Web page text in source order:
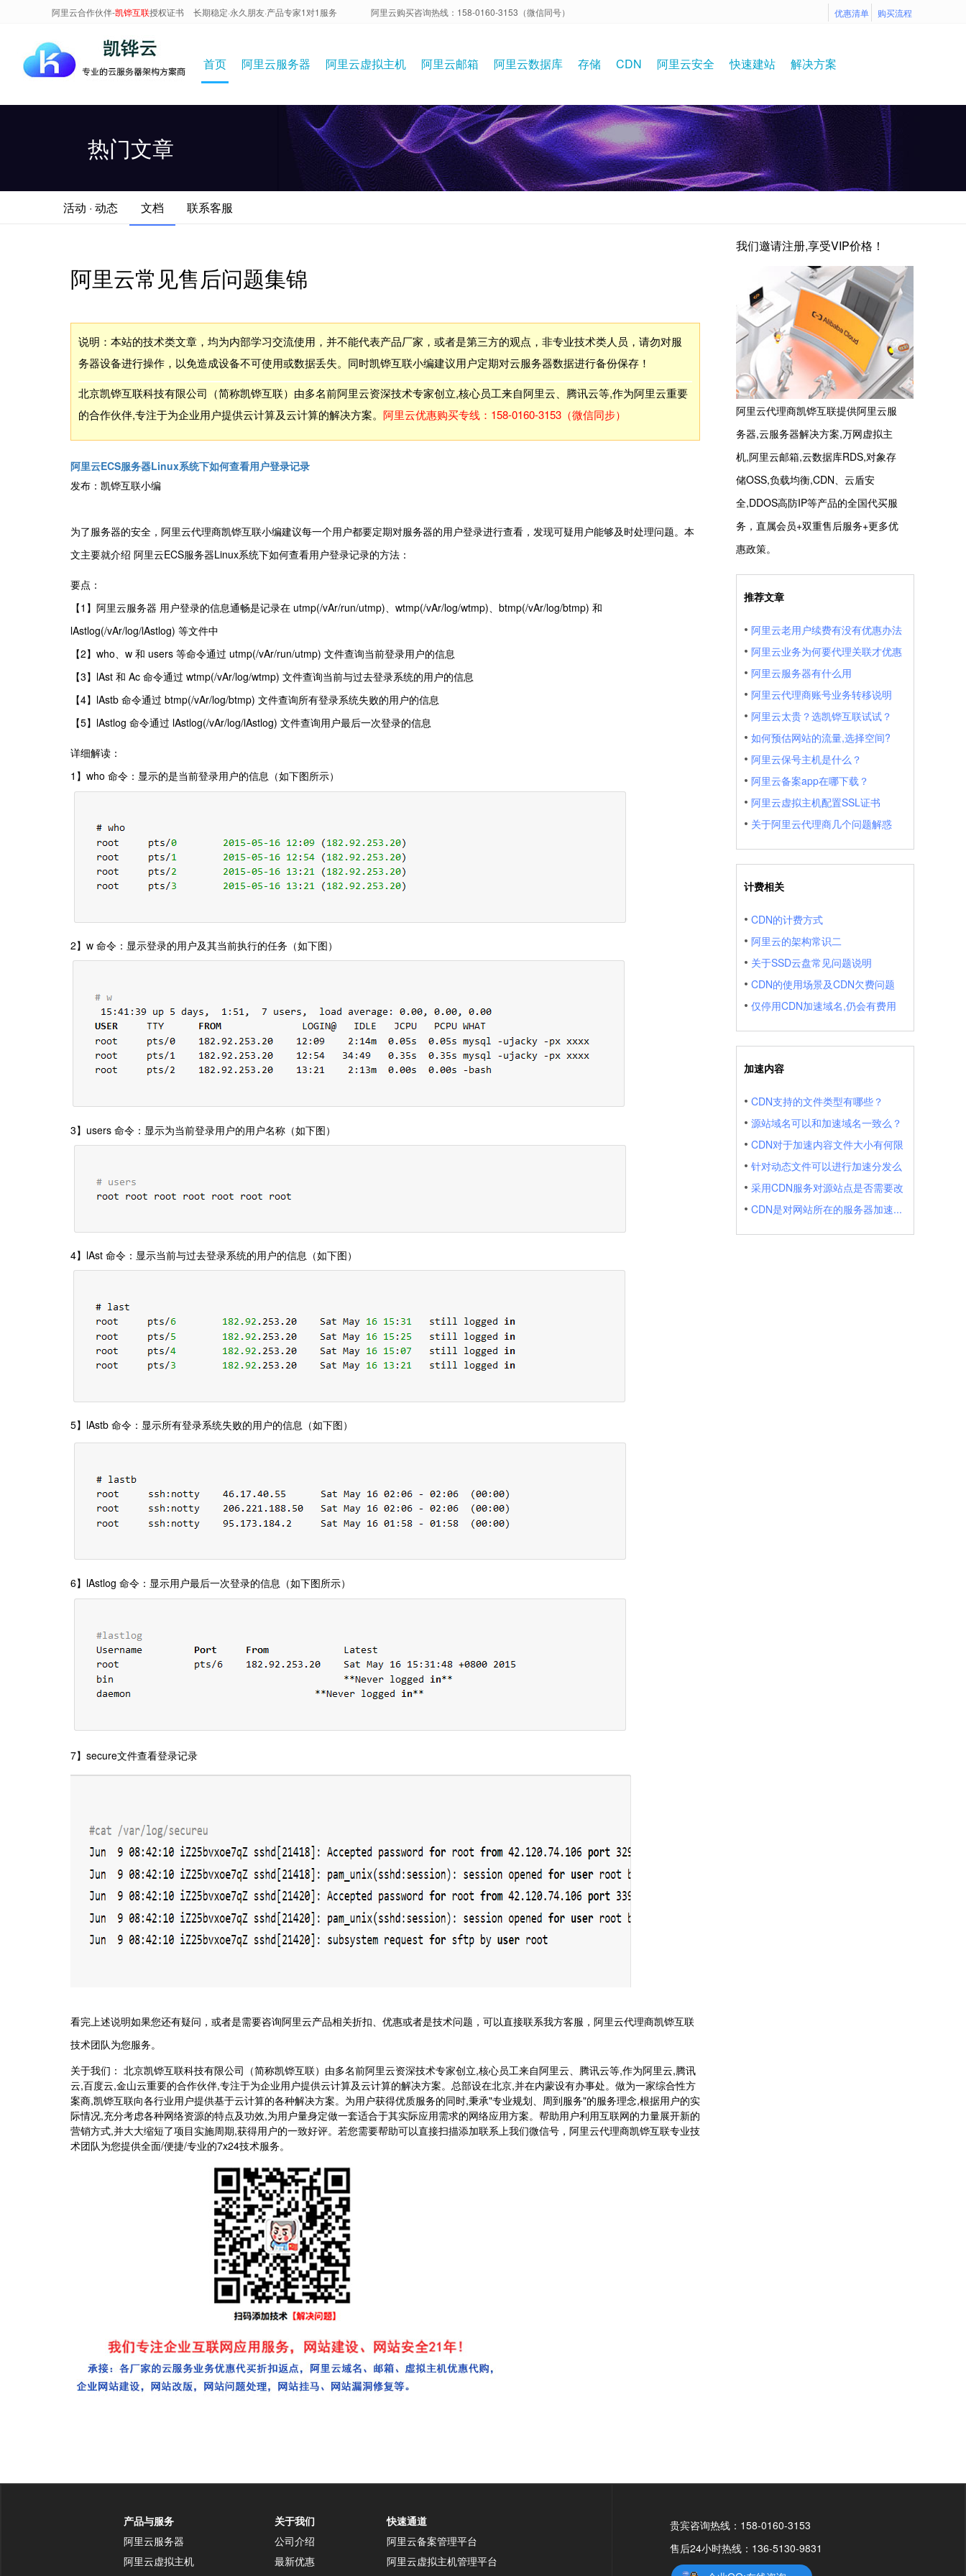
阿里云合作伙伴-凯铧互联授权证书 长期稳定·永久朋友·产品专家1对1服务 阿里云购买咨询热线：158-0160-3153（微信同号） 购买流程
优惠清单
首页 阿里云服务器 阿里云虚拟主机 阿里云邮箱 阿里云数据库 存储 CDN 阿里云安全 快速建站 解决方案
热门文章
活动 · 动态 文档 联系客服
阿里云常见售后问题集锦
说明：本站的技术类文章，均为内部学习交流使用，并不能代表产品厂家，或者是第三方的观点，非专业技术类人员，请勿对服
务器设备进行操作，以免造成设备不可使用或数据丢失。同时凯铧互联小编建议用户定期对云服务器数据进行备份保存！
北京凯铧互联科技有限公司（简称凯铧互联）由多名前阿里云资深技术专家创立,核心员工来自阿里云、腾讯云等,作为阿里云重要
的合作伙伴,专注于为企业用户提供云计算及云计算的解决方案。 阿里云优惠购买专线：158-0160-3153（微信同步）
阿里云ECS服务器Linux系统下如何查看用户登录记录
发布：凯铧互联小编
为了服务器的安全，阿里云代理商凯铧互联小编建议每一个用户都要定期对服务器的用户登录进行查看，发现可疑用户能够及时处理问题。本
文主要就介绍 阿里云ECS服务器Linux系统下如何查看用户登录记录的方法：
要点：
【1】阿里云服务器 用户登录的信息通畅是记录在 utmp(/vAr/run/utmp)、wtmp(/vAr/log/wtmp)、btmp(/vAr/log/btmp) 和
lAstlog(/vAr/log/lAstlog) 等文件中
【2】who、w 和 users 等命令通过 utmp(/vAr/run/utmp) 文件查询当前登录用户的信息
【3】lAst 和 Ac 命令通过 wtmp(/vAr/log/wtmp) 文件查询当前与过去登录系统的用户的信息
【4】lAstb 命令通过 btmp(/vAr/log/btmp) 文件查询所有登录系统失败的用户的信息
【5】lAstlog 命令通过 lAstlog(/vAr/log/lAstlog) 文件查询用户最后一次登录的信息
详细解读：
1】who 命令：显示的是当前登录用户的信息（如下图所示）
2】w 命令：显示登录的用户及其当前执行的任务（如下图）
3】users 命令：显示为当前登录用户的用户名称（如下图）
4】lAst 命令：显示当前与过去登录系统的用户的信息（如下图）
5】lAstb 命令：显示所有登录系统失败的用户的信息（如下图）
6】lAstlog 命令：显示用户最后一次登录的信息（如下图所示）
7】secure文件查看登录记录
看完上述说明如果您还有疑问，或者是需要咨询阿里云产品相关折扣、优惠或者是技术问题，可以直接联系我方客服，阿里云代理商凯铧互联
技术团队为您服务。
关于我们： 北京凯铧互联科技有限公司（简称凯铧互联）由多名前阿里云资深技术专家创立,核心员工来自阿里云、腾讯云等,作为阿里云,腾讯
云,百度云,金山云重要的合作伙伴,专注于为企业用户提供云计算及云计算的解决方案。总部设在北京,并在内蒙设有办事处。做为一家综合性方
案商,凯铧互联向各行业用户提供基于云计算的各种解决方案。为用户获得优质服务的同时,秉承"专业规划、周到服务"的服务理念,根据用户的实
际情况,充分考虑各种网络资源的特点及功效,为用户量身定做一套适合于其实际应用需求的网络应用方案。帮助用户利用互联网的力量展开新的
营销方式,并大大缩短了项目实施周期,获得用户的一致好评。若您需要帮助可以直接扫描添加联系上我们微信号，阿里云代理商凯铧互联专业技
术团队为您提供全面/便捷/专业的7x24技术服务。
我们邀请注册,享受VIP价格！
阿里云代理商凯铧互联提供阿里云服
务器,云服务器解决方案,万网虚拟主
机,阿里云邮箱,云数据库RDS,对象存
储OSS,负载均衡,CDN、云盾安
全,DDOS高防IP等产品的全国代买服
务，直属会员+双重售后服务+更多优
惠政策。
推荐文章
阿里云老用户续费有没有优惠办法
阿里云业务为何要代理关联才优惠
阿里云服务器有什么用
阿里云代理商账号业务转移说明
阿里云太贵？选凯铧互联试试？
如何预估网站的流量,选择空间?
阿里云保号主机是什么？
阿里云备案app在哪下载？
阿里云虚拟主机配置SSL证书
关于阿里云代理商几个问题解惑
计费相关
CDN的计费方式
阿里云的架构常识二
关于SSD云盘常见问题说明
CDN的使用场景及CDN欠费问题
仅停用CDN加速域名,仍会有费用
加速内容
CDN支持的文件类型有哪些？
源站域名可以和加速域名一致么？
CDN对于加速内容文件大小有何限
针对动态文件可以进行加速分发么
采用CDN服务对源站点是否需要改
CDN是对网站所在的服务器加速...
产品与服务
阿里云服务器
阿里云虚拟主机
关于我们
公司介绍
最新优惠
快速通道
阿里云备案管理平台
阿里云虚拟主机管理平台
贵宾咨询热线：158-0160-3153
售后24小时热线：136-5130-9831